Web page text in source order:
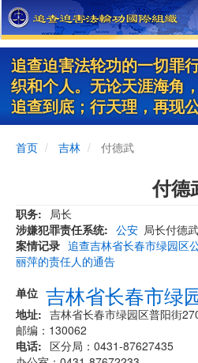
Skip
to
main
content
追查迫害法轮功的一切罪
织和个人。无论天涯海角
追查到底；行天理，再现
首页 吉林 付德武
付德
职务
局长
涉嫌犯罪责任系统
公安 局长付德
案情记录 追查吉林省长春市绿园区
丽萍的责任人的通告
单位 吉林省长春市绿
地址
吉林省长春市绿园区普阳街
邮编：130062
电话
区分局：0431-87627435